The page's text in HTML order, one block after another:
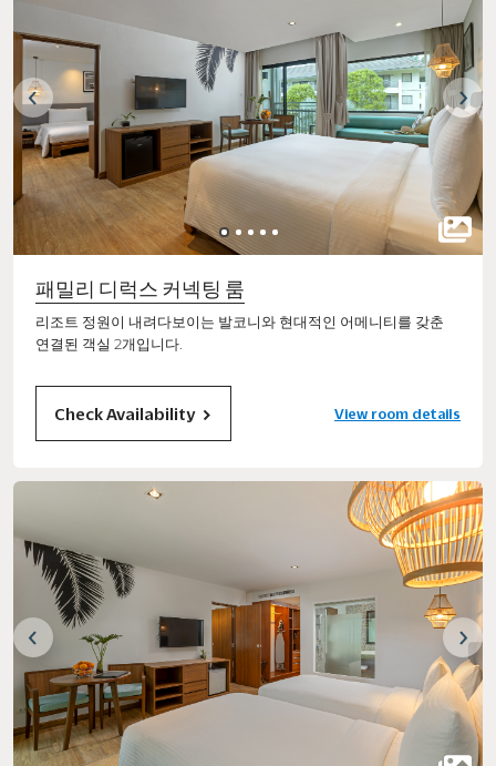
패밀리 디럭스 커넥팅 룸
리조트 정원이 내려다보이는 발코니와 현대적인 어메니티를 갖춘
연결된 객실 2개입니다.
Check Availability View room details